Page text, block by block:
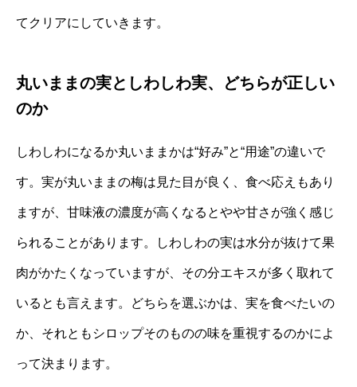
てクリアにしていきます。
丸いままの実としわしわ実、どちらが正しい
のか
しわしわになるか丸いままかは“好み”と“用途”の違いで
す。実が丸いままの梅は見た目が良く、食べ応えもあり
ますが、甘味液の濃度が高くなるとやや甘さが強く感じ
られることがあります。しわしわの実は水分が抜けて果
肉がかたくなっていますが、その分エキスが多く取れて
いるとも言えます。どちらを選ぶかは、実を食べたいの
か、それともシロップそのものの味を重視するのかによ
って決まります。